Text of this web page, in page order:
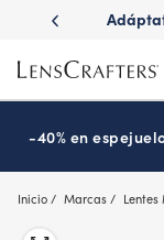
main
content
con
-40% en
Inicio Marcas Lentes